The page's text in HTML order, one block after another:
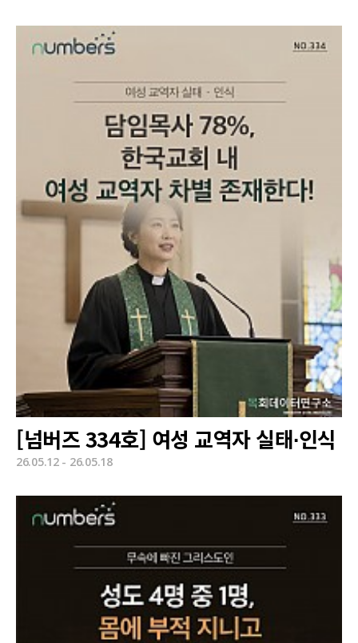
[넘버즈 334호] 여성 교역자 실태∙인식
26.05.12 - 26.05.18